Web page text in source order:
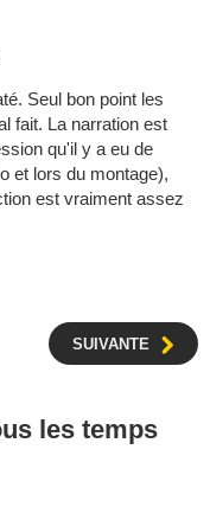
Seul bon point les
fait. La narration est
qu'il y a eu de
et lors du montage),
est vraiment assez
SUIVANTE
les temps